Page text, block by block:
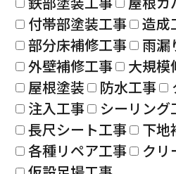
付帯部塗装工事
造成
部分床補修工事
雨漏
外壁補修工事
大規模
屋根塗装
防水工事
注入工事
シーリング
長尺シート工事
下地
各種リペア工事
クリ